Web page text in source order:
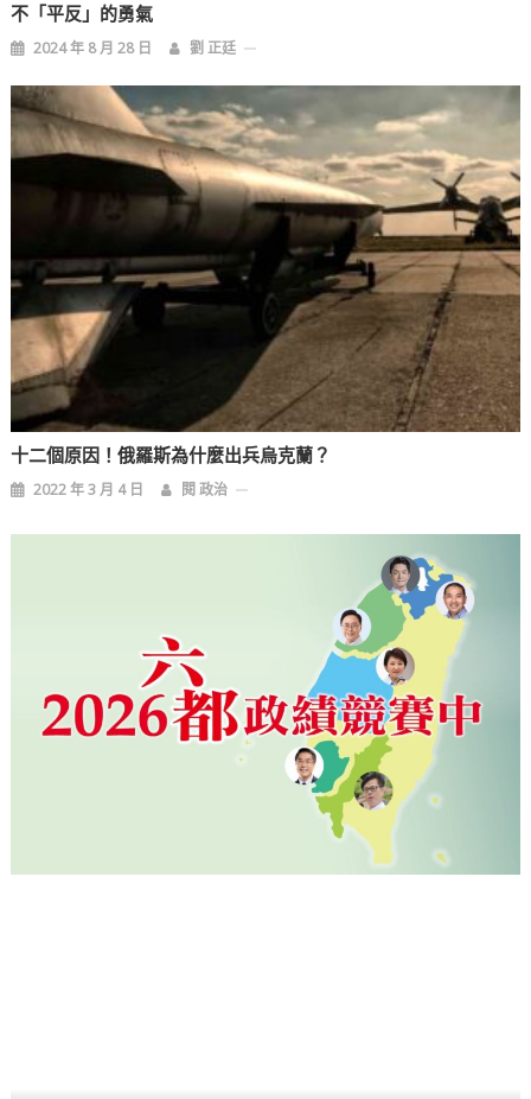
不「平反」的勇氣
2024 年 8 月 28 日 劉 正廷
十二個原因！俄羅斯為什麼出兵烏克蘭？
2022 年 3 月 4 日 閱 政治